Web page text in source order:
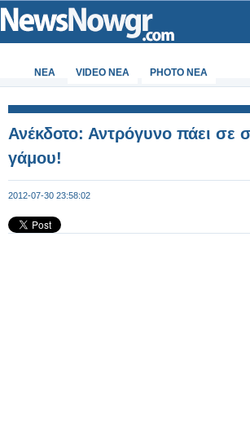
ΝΕΑ VIDEO NEA PHOTO NEA
Ανέκδοτο: Αντρόγυνο πάει σε
γάμου!
2012-07-30 23:58:02